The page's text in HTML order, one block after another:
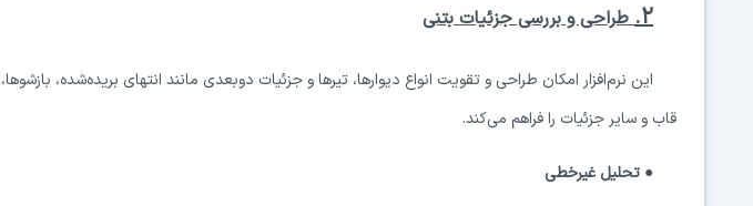
۲. طراحی و بررسی جزئیات بتنی
این نرم‌افزار امکان طراحی و تقویت انواع دیوارها، تیرها و جزئیات دوبعدی مانند انتهای بریده‌شده،
قاب و سایر جزئیات را فراهم می‌کند.
● تحلیل غیرخطی
در حال